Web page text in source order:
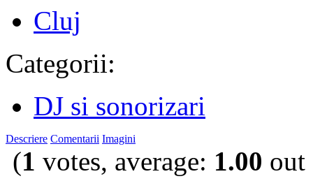
Cluj
Categorii:
DJ si sonorizari
Descriere Comentarii Imagini
(1 votes, average: 1.00 out